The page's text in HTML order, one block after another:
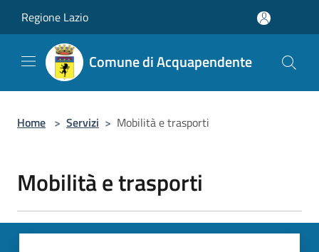
Regione Lazio
Comune di Acquapendente
Home > Servizi > Mobilità e trasporti
Mobilità e trasporti